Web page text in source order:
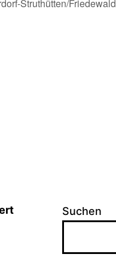
Struthütten/Friedewald
Suchen